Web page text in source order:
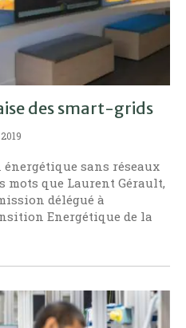
des smart-grids
sans réseaux
mots que Laurent Gérault,
délégué à
Energétique de la